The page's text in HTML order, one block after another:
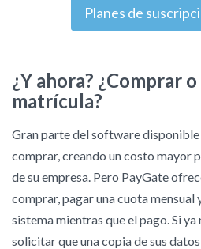
Planes de
¿Y ahora? ¿Comprar
matrícula?
Gran parte del software
comprar, creando un costo mayor
de su empresa. Pero PayGate
comprar, pagar una cuota mensual
sistema mientras que el pago. Si
solicitar que una copia de sus